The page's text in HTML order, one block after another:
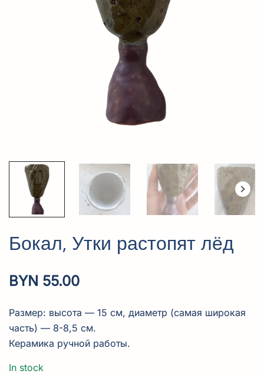
Бокал, Утки растопят лёд
BYN 55.00
Размер: высота — 15 см, диаметр (самая широкая
часть) — 8-8,5 см.
Керамика ручной работы.
In stock